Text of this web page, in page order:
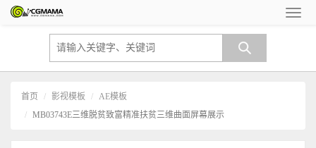
首页 影视模板
AE模板
MB03743E三维脱贫致富精准扶贫三维曲面屏幕展示